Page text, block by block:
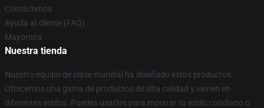
Contáctenos
Ayuda al cliente (FAQ)
Mayorista
Nuestra tienda
Nuestro equipo de clase mundial ha diseñado estos productos.
Ofrecemos una gama de productos de alta calidad y vienen en
diferentes estilos. Puedes usarlos para mostrar tu estilo cotidiano o